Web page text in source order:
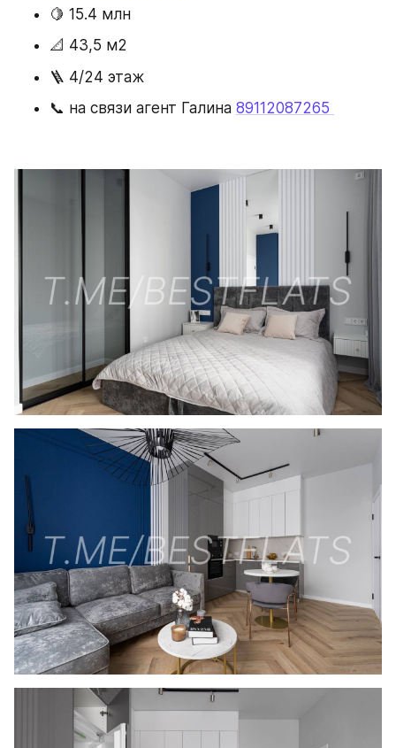
🍋 15.4 млн
📐 43,5 м2
🪜 4/24 этаж
📞 на связи агент Галина 89112087265